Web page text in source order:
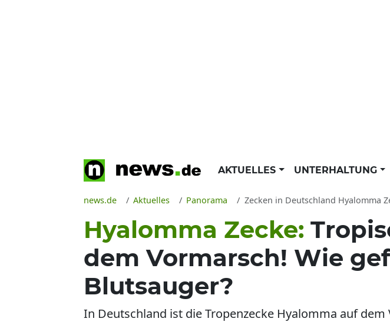
AKTUELLES UNTERHALTUNG
news.de Aktuelles Panorama Zecken in Deutschland Hyalomma
Hyalomma Zecke:
dem Vormarsch! Wie
Blutsauger?
In Deutschland ist die Tropenzecke Hyalomma auf